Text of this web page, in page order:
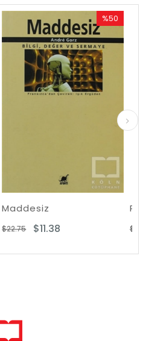
%50
İndirim
%50İndirim